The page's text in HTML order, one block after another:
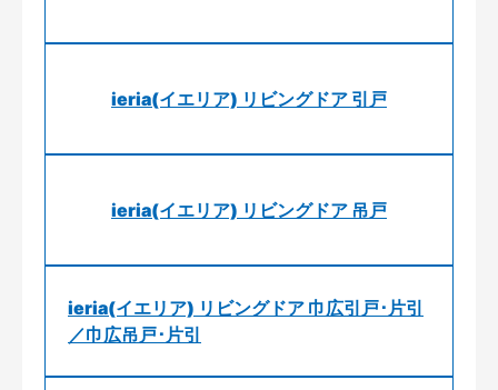
ieria(イエリア) リビングドア 引戸
ieria(イエリア) リビングドア 吊戸
ieria(イエリア) リビングドア 巾広引戸･片引
／巾広吊戸･片引